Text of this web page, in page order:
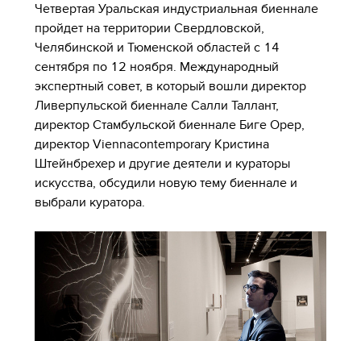
Четвертая Уральская индустриальная биеннале
пройдет на территории Свердловской,
Челябинской и Тюменской областей с 14
сентября по 12 ноября. Международный
экспертный совет, в который вошли директор
Ливерпульской биеннале Салли Таллант,
директор Стамбульской биеннале Биге Орер,
директор Viennacontemporary Кристина
Штейнбрехер и другие деятели и кураторы
искусства, обсудили новую тему биеннале и
выбрали куратора.